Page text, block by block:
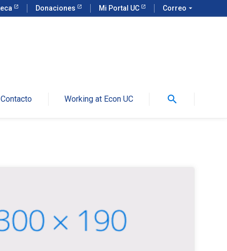
Donaciones Mi Portal UC Correo arrow_drop_down
Contacto Working at Econ UC search